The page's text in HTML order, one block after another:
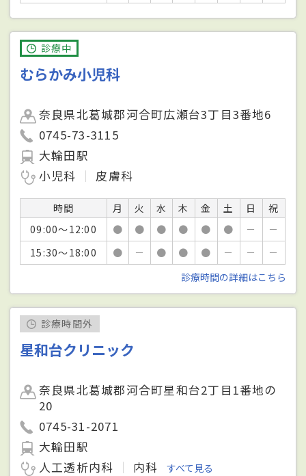
診療中
むらかみ小児科
奈良県北葛城郡河合町広瀬台3丁目3番地6
0745-73-3115
大輪田駅
小児科
皮膚科
時間 月 火 水 木 金 土 日
祝
09:00～12:00
● ● ● ● ● ● －
－
15:30～18:00
● － ● ● ● － －
－
診療時間の詳細はこちら
診療時間外
星和台クリニック
奈良県北葛城郡河合町星和台2丁目1番地の
20
0745-31-2071
大輪田駅
人工透析内科
内科 すべて見る